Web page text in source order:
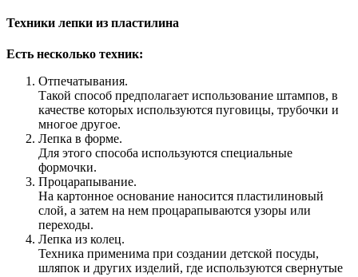
Техники лепки из пластилина
Есть несколько техник:
Отпечатывания.
Такой способ предполагает использование штампов, в
качестве которых используются пуговицы, трубочки и
многое другое.
Лепка в форме.
Для этого способа используются специальные
формочки.
Процарапывание.
На картонное основание наносится пластилиновый
слой, а затем на нем процарапываются узоры или
переходы.
Лепка из колец.
Техника применима при создании детской посуды,
шляпок и других изделий, где используются свернутые